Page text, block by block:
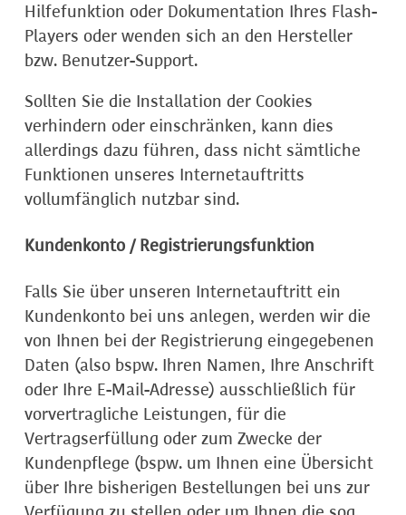
Hilfefunktion oder Dokumentation Ihres Flash-
Players oder wenden sich an den Hersteller
bzw. Benutzer-Support.
Sollten Sie die Installation der Cookies
verhindern oder einschränken, kann dies
allerdings dazu führen, dass nicht sämtliche
Funktionen unseres Internetauftritts
vollumfänglich nutzbar sind.
Kundenkonto / Registrierungsfunktion
Falls Sie über unseren Internetauftritt ein
Kundenkonto bei uns anlegen, werden wir die
von Ihnen bei der Registrierung eingegebenen
Daten (also bspw. Ihren Namen, Ihre Anschrift
oder Ihre E-Mail-Adresse) ausschließlich für
vorvertragliche Leistungen, für die
Vertragserfüllung oder zum Zwecke der
Kundenpflege (bspw. um Ihnen eine Übersicht
über Ihre bisherigen Bestellungen bei uns zur